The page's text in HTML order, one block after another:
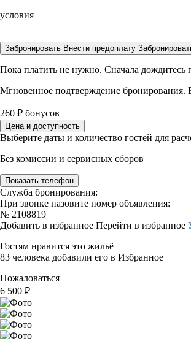
условия
Забронировать Внести предоплату
Пока платить не нужно. Сначала дождитесь
Мгновенное подтверждение бронирования.
260 ₽ бонусов
Цена и доступность
Выберите даты и количество гостей для
Без комиссии и сервисных сборов
Показать телефон
Служба бронирования:
При звонке назовите номер объявления:
№ 2108819
Добавить в избранное Перейти в избранное
Гостям нравится это жильё
83 человека добавили его в Избранное
Пожаловаться
6 500 ₽